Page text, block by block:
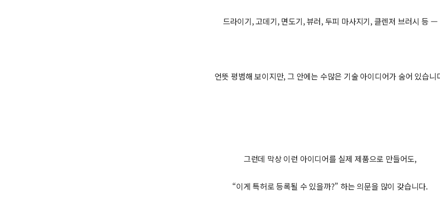
드라이기, 고데기, 면도기, 뷰러, 두피 마사지기, 클렌저 브러시 등 —
언뜻 평범해 보이지만, 그 안에는 수많은 기술 아이디어가 숨어 있습니
그런데 막상 이런 아이디어를 실제 제품으로 만들어도,
“이게 특허로 등록될 수 있을까?” 하는 의문을 많이 갖습니다.